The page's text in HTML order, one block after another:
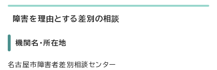
障害を理由とする差別の相談
機関名・所在地
名古屋市障害者差別相談センター